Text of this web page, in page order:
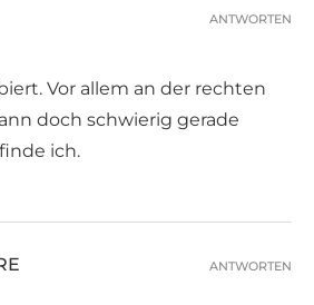
Vor allem an der rechten
doch schwierig gerade
ich.
ANTWORTEN
ANTWORTEN